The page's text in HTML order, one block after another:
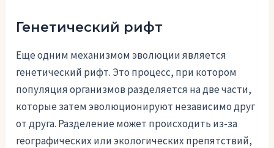
Генетический рифт
Еще одним механизмом эволюции является
генетический рифт. Это процесс, при котором
популяция организмов разделяется на две части,
которые затем эволюционируют независимо друг
от друга. Разделение может происходить из-за
географических или экологических препятствий,